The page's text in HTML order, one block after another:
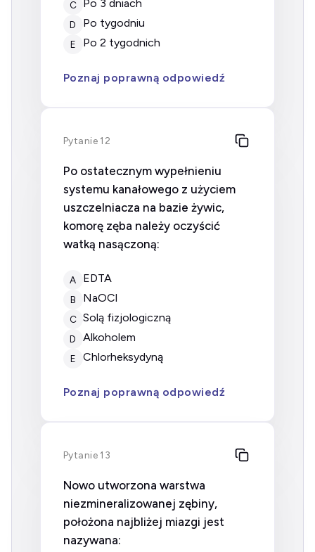
C po 3 dniach
D po tygodniu
E po 2 tygodnich
Poznaj poprawną odpowiedź
Pytanie 12
Po ostatecznym wypełnieniu
systemu kanałowego z użyciem
uszczelniacza na bazie żywic,
komorę zęba należy oczyścić
watką nasączoną:
A EDTA
B NaOCl
C solą fizjologiczną
D alkoholem
E chlorheksydyną
Poznaj poprawną odpowiedź
Pytanie 13
Nowo utworzona warstwa
niezmineralizowanej zębiny,
położona najbliżej miazgi jest
nazywana: